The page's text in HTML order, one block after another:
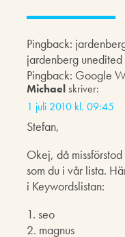
Pingback:
jardenberg unedited
Pingback: Google
Michaelskriver:
1 juli 2010 kl. 09:45
Stefan,
Okej, då
som du i vår lista.
i Keywordslistan:
1. seo
2. magnus